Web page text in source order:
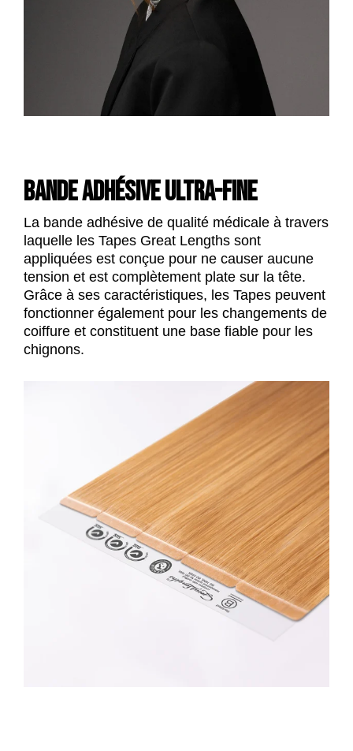
BANDE ADHÉSIVE ULTRA-FINE
La bande adhésive de qualité médicale à travers
laquelle les Tapes Great Lengths sont
appliquées est conçue pour ne causer aucune
tension et est complètement plate sur la tête.
Grâce à ses caractéristiques, les Tapes peuvent
fonctionner également pour les changements de
coiffure et constituent une base fiable pour les
chignons.